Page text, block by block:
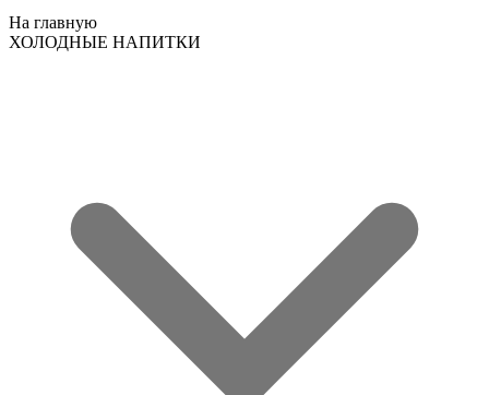
На главную
ХОЛОДНЫЕ НАПИТКИ